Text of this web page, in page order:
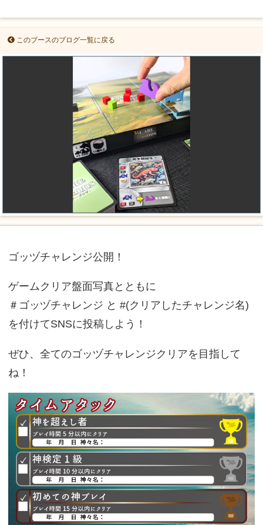
このブースのブログ一覧に戻る
ゴッヅチャレンジ公開！
ゲームクリア盤面写真とともに
＃ゴッヅチャレンジ と #(クリアしたチャレンジ名)
を付けてSNSに投稿しよう！
ぜひ、全てのゴッヅチャレンジクリアを目指して
ね！